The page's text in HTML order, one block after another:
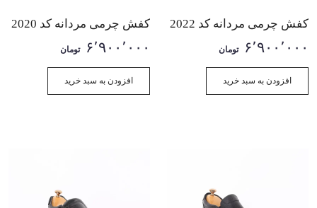
کفش چرمی مردانه کد 2022
۶٬۹۰۰٬۰۰۰ تومان
افزودن به سبد خرید
کفش چرمی مردانه کد 2020
۶٬۹۰۰٬۰۰۰ تومان
افزودن به سبد خرید